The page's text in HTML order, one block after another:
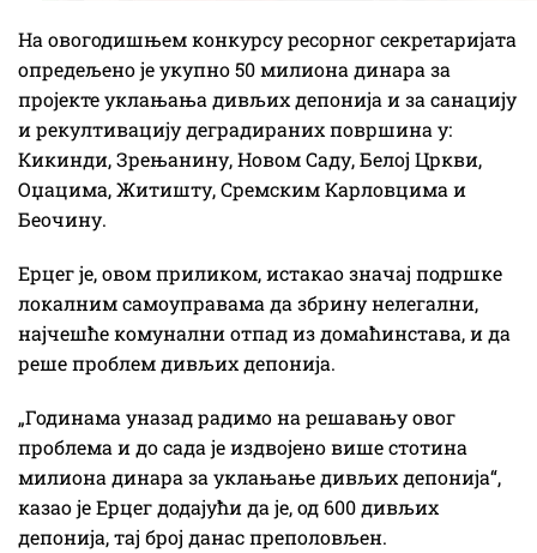
На овогодишњем конкурсу ресорног секретаријата
опредељено је укупно 50 милиона динара за
пројекте уклањања дивљих депонија и за санацију
и рекултивацију деградираних површина у:
Кикинди, Зрењанину, Новом Саду, Белој Цркви,
Оџацима, Житишту, Сремским Карловцима и
Беочину.
Ерцег је, овом приликом, истакао значај подршке
локалним самоуправама да збрину нелегални,
најчешће комунални отпад из домаћинстава, и да
реше проблем дивљих депонија.
„Годинама уназад радимо на решавању овог
проблема и до сада је издвојено више стотина
милиона динара за уклањање дивљих депонија“,
казао је Ерцег додајући да је, од 600 дивљих
депонија, тај број данас преполовљен.